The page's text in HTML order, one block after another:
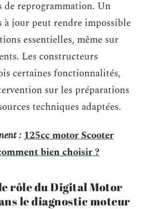
de reprogrammation. Un
jour peut rendre impossible
essentielles, même sur
Les constructeurs
certaines fonctionnalités,
sur les préparations
techniques adaptées.
:125cc motor Scooter
bien choisir ?
rôle du Digital Motor
le diagnostic moteur